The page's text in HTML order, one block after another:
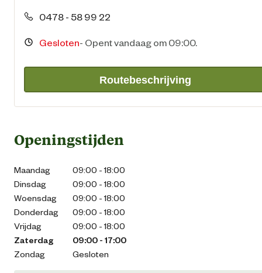
0478 - 58 99 22
Gesloten- Opent vandaag om 09:00.
Routebeschrijving
Openingstijden
Maandag
09:00 - 18:00
Dinsdag
09:00 - 18:00
Woensdag
09:00 - 18:00
Donderdag
09:00 - 18:00
Vrijdag
09:00 - 18:00
Zaterdag
09:00 - 17:00
Zondag
Gesloten